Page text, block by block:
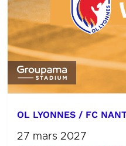
OL LYONNES / FC
27 mars 2027